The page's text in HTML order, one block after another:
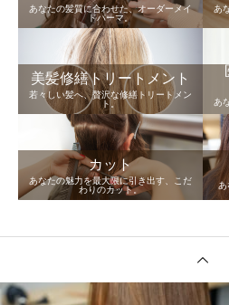
あなたの髪質に合わせた、オーダーメイ
ドパーマ。
あ
美髪修繕トリートメント
若々しい髪へ、贅沢な修繕トリートメン
ト。
あ
カット
あなたの魅力を最大限に引き出す、こだ
わりのカット。